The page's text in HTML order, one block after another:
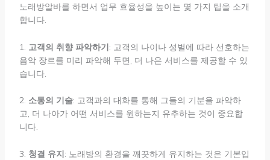
노래방알바를 하면서 업무 효율성을 높이는 몇 가지 팁을 소개
합니다.
1. 고객의 취향 파악하기: 고객의 나이나 성별에 따라 선호하는
음악 장르를 미리 파악해 두면, 더 나은 서비스를 제공할 수 있
습니다.
2. 소통의 기술: 고객과의 대화를 통해 그들의 기분을 파악하
고, 더 나아가 어떤 서비스를 원하는지 유추하는 것이 중요합
니다.
3. 청결 유지: 노래방의 환경을 깨끗하게 유지하는 것은 기본입